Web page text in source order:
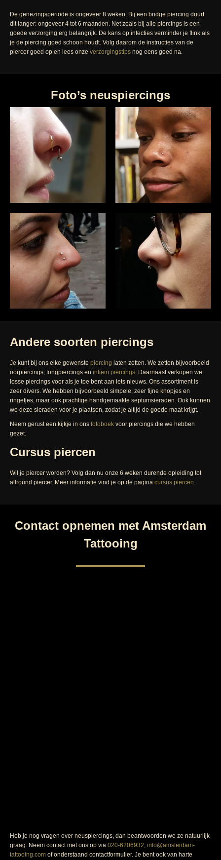
De genezingsperiode is ongeveer 8 weken. Bij een bridge piercing duurt
dit langer: ongeveer 4 tot 6 maanden. Net zoals bij alle piercings is een
goede verzorging erg belangrijk. De kans op infecties verminder je flink als
je de piercing goed schoon houdt. Volg daarom de instructies van de
piercer goed op en lees onze verzorgingstips nog eens goed na.
Foto’s neuspiercings
Andere soorten piercings
Je kunt bij ons elke gewenste piercing laten zetten. We zetten bijvoorbeeld
oorpiercings, tongpiercings en intiem piercings. Daarnaast verkopen we
losse piercings voor als je toe bent aan iets nieuws. Ons assortiment is
zeer divers. We hebben bijvoorbeeld simpele, zeer fijne knopjes en
ringetjes, maar ook prachtige handgemaakte septumsieraden. Ook kunnen
we deze sieraden voor je plaatsen, zodat je altijd de goede maat krijgt.
Neem gerust een kijkje in ons fotoboek voor piercings die we hebben
gezet.
Cursus piercen
Wil je piercer worden? Volg dan nu onze 6 weken durende opleiding tot
allround piercer. Meer informatie vind je op de pagina cursus piercen.
Contact opnemen met Amsterdam
Tattooing
Heb je nog vragen over neuspiercings, dan beantwoorden we ze natuurlijk
graag. Neem contact met ons op via 020-6206932, info@amsterdam-
tattooing.com of onderstaand contactformulier. Je bent ook van harte